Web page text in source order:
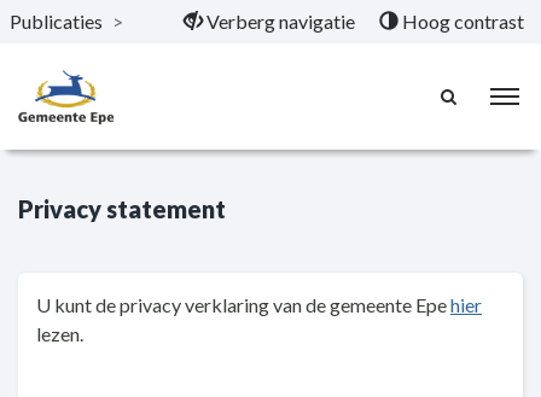
Naar hoofdinhoud
Publicaties > Verberg navigatie Hoog contrast
Privacy statement
U kunt de privacy verklaring van de gemeente Epehier
lezen.